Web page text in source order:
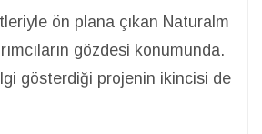
ön plana çıkan Naturalm
gözdesi konumunda.
gösterdiği projenin ikincisi de